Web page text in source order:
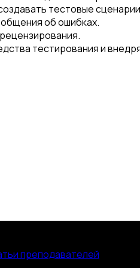
тестовые
об ошибках.
тестирования и
преподавателей